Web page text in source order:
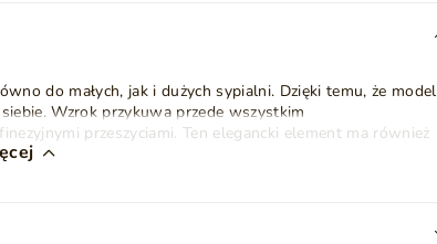
Montaż
Do samodzielnego
montażu
Waga
do małych, jak i dużych sypialni. Dzięki temu, że model
Wzrok przykuwa przede wszystkim
przeszyciami. Ten elegancki element ma również
oglądania telewizji.
Czynność ta nie nastręcza trudności dzięki